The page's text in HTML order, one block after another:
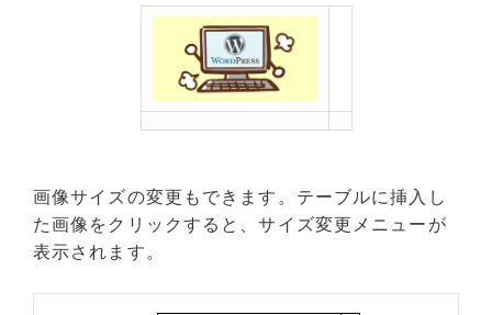
画像サイズの変更もできます。テーブルに挿入し
た画像をクリックすると、サイズ変更メニューが
表示されます。